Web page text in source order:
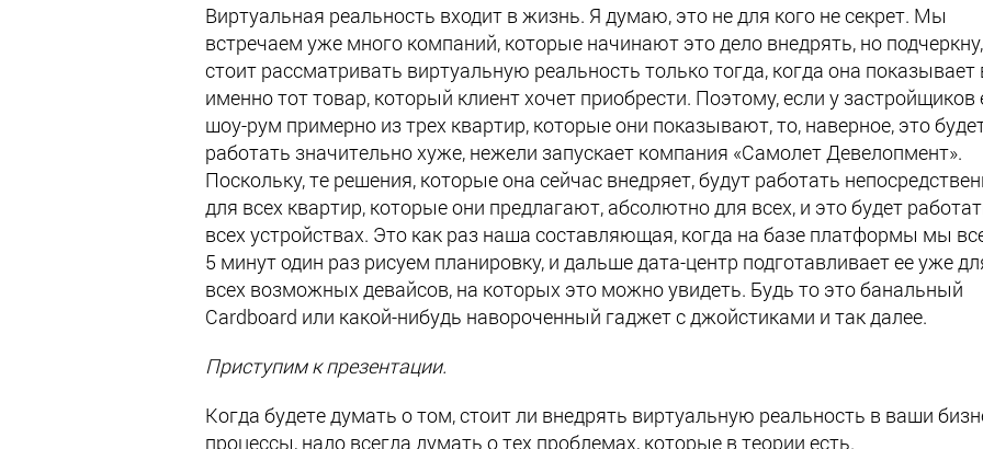
Виртуальная реальность входит в жизнь. Я думаю, это не для кого не секрет. Мы
встречаем уже много компаний, которые начинают это дело внедрять, но подчеркну,
стоит рассматривать виртуальную реальность только тогда, когда она показывает
именно тот товар, который клиент хочет приобрести. Поэтому, если у застройщиков
шоу-рум примерно из трех квартир, которые они показывают, то, наверное, это
работать значительно хуже, нежели запускает компания «Самолет Девелопмент».
Поскольку, те решения, которые она сейчас внедряет, будут работать
для всех квартир, которые они предлагают, абсолютно для всех, и это будет
всех устройствах. Это как раз наша составляющая, когда на базе платформы мы
5 минут один раз рисуем планировку, и дальше дата-центр подготавливает ее уже
всех возможных девайсов, на которых это можно увидеть. Будь то это банальный
Cardboard или какой-нибудь навороченный гаджет с джойстиками и так далее.
Приступим к презентации.
Когда будете думать о том, стоит ли внедрять виртуальную реальность в ваши
процессы, надо всегда думать о тех проблемах, которые в теории есть.